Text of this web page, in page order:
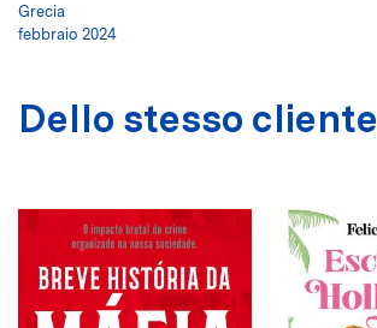
Grecia
febbraio 2024
Dello stesso cliente